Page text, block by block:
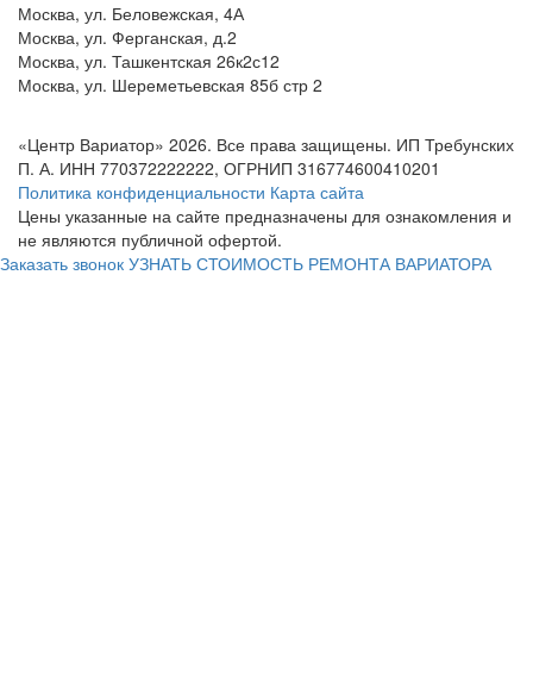
Москва, ул. Беловежская, 4А
Москва, ул. Ферганская, д.2
Москва, ул. Ташкентская 26к2с12
Москва, ул. Шереметьевская 85б стр 2
«Центр Вариатор» 2026. Все права защищены. ИП Требунских
П. А. ИНН 770372222222, ОГРНИП 316774600410201
Политика конфиденциальности Карта сайта
Цены указанные на сайте предназначены для ознакомления и
не являются публичной офертой.
Заказать звонок УЗНАТЬ СТОИМОСТЬ РЕМОНТА ВАРИАТОРА